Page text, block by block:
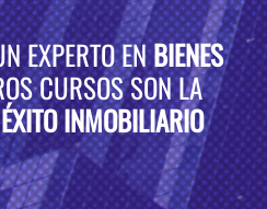
EXPERTO ENBIENES
CURSOS SON LA
ÉXITO INMOBILIARIO